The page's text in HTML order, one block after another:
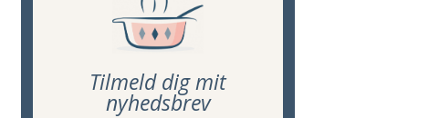
Tilmeld dig mit
nyhedsbrev